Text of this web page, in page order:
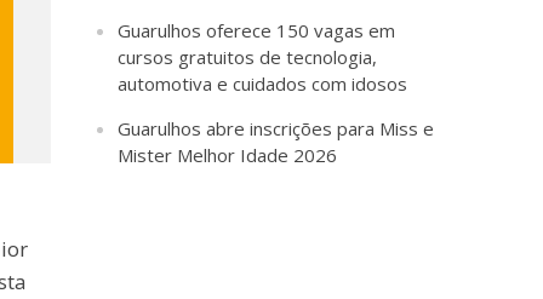
Guarulhos oferece 150 vagas em
cursos gratuitos de tecnologia,
automotiva e cuidados com idosos
Guarulhos abre inscrições para Miss e
Mister Melhor Idade 2026